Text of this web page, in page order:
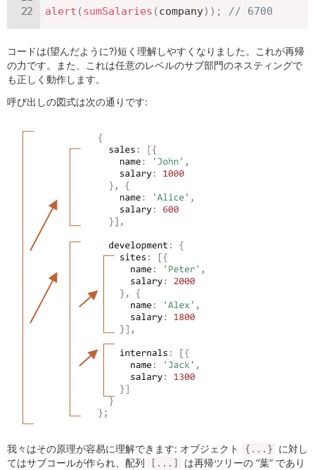
alert (sumSalaries (company) ) ; // 6700
コードは(望んだように?)短く理解しやすくなりました。これが再帰
の力です。また、これは任意のレベルのサブ部門のネスティングで
も正しく動作します。
呼び出しの図式は次の通りです:
我々はその原理が容易に理解できます: オブジェクト {...}
に対し
てはサブコールが作られ、配列
[...]
は再帰ツリーの “葉” であり